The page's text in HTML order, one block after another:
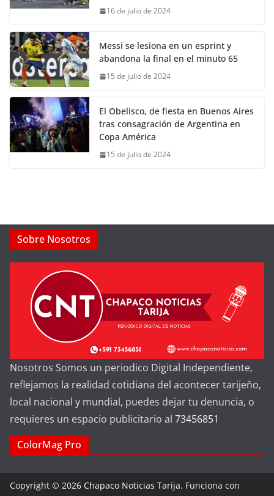
16 de julio de 2024
Messi se lesiona en un esprint y
abandona la final en el minuto 65
15 de julio de 2024
El Obelisco, de fiesta en Buenos Aires
tras consagración de Argentina en
Copa América
15 de julio de 2024
Sobre Nosotros
Nosotros Somos un periodico Digital Independiente,
reflejamos la realidad cotidiana del acontecer tarijeño,
local nacional y mundial, puedes dejar tu denuncia, o
requieres un espacio publicitario al 73456851
ColorMag Pro
Copyright © 2026 Chapaco Noticias Tarija. Funciona con